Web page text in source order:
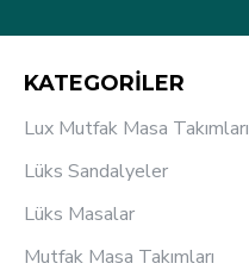
KATEGORİLER
Lux Mutfak Masa Takımları
Lüks Sandalyeler
Lüks Masalar
Mutfak Masa Takımları